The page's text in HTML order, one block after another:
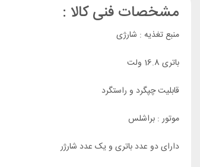
مشخصات فنی کالا :
منبع تغذیه : شارژی
باتری 16.8 ولت
قابلیت چپگرد و راستگرد
موتور : براشلس
دارای دو عدد باتری و یک عدد شارژر